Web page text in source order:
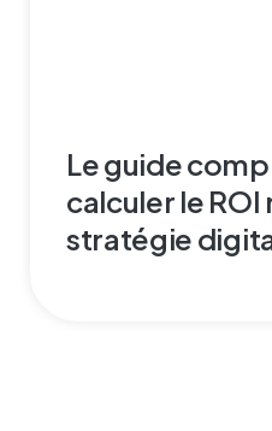
Le guide
calculer le
stratégie